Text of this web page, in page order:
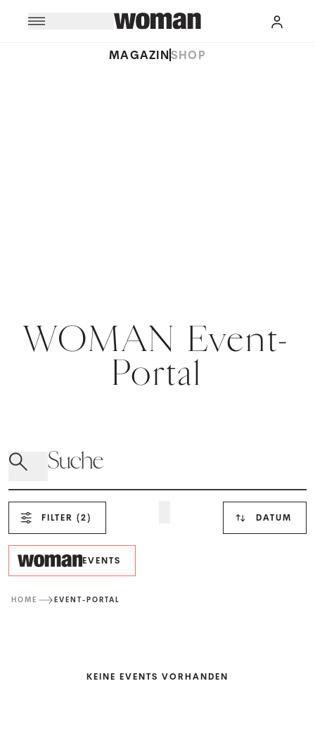
MAGAZINSHOP
WOMAN Event-
Portal
FILTER (2) DATUM
EVENTS
HOME EVENT-PORTAL
KEINE EVENTS VORHANDEN